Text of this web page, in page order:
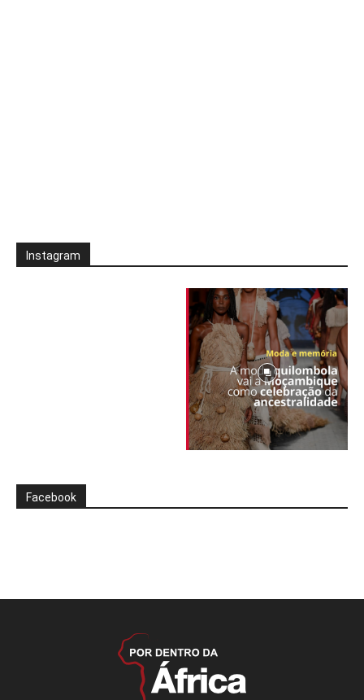
Instagram
Facebook